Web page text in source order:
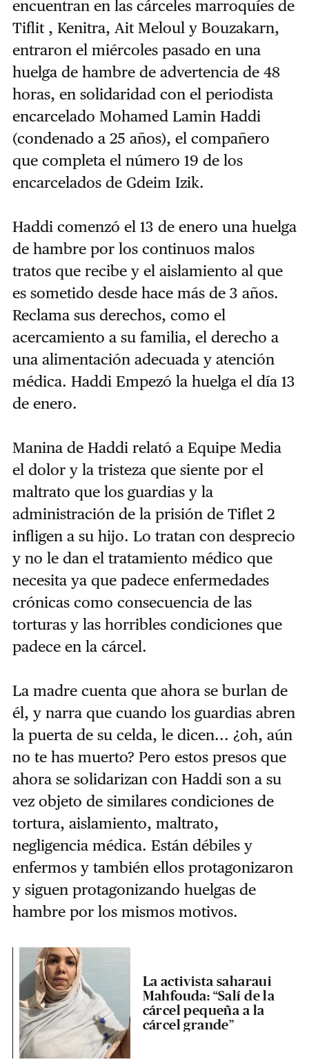
encuentran en las cárceles marroquíes de
Tiflit , Kenitra, Ait Meloul y Bouzakarn,
entraron el miércoles pasado en una
huelga de hambre de advertencia de 48
horas, en solidaridad con el periodista
encarcelado Mohamed Lamin Haddi
(condenado a 25 años), el compañero
que completa el número 19 de los
encarcelados de Gdeim Izik.
Haddi comenzó el 13 de enero una huelga
de hambre por los continuos malos
tratos que recibe y el aislamiento al que
es sometido desde hace más de 3 años.
Reclama sus derechos, como el
acercamiento a su familia, el derecho a
una alimentación adecuada y atención
médica. Haddi Empezó la huelga el día 13
de enero.
Manina de Haddi relató a Equipe Media
el dolor y la tristeza que siente por el
maltrato que los guardias y la
administración de la prisión de Tiflet 2
infligen a su hijo. Lo tratan con desprecio
y no le dan el tratamiento médico que
necesita ya que padece enfermedades
crónicas como consecuencia de las
torturas y las horribles condiciones que
padece en la cárcel.
La madre cuenta que ahora se burlan de
él, y narra que cuando los guardias abren
la puerta de su celda, le dicen... ¿oh, aún
no te has muerto? Pero estos presos que
ahora se solidarizan con Haddi son a su
vez objeto de similares condiciones de
tortura, aislamiento, maltrato,
negligencia médica. Están débiles y
enfermos y también ellos protagonizaron
y siguen protagonizando huelgas de
hambre por los mismos motivos.
La activista saharaui
Mahfouda: “Salí de la
cárcel pequeña a la
cárcel grande”